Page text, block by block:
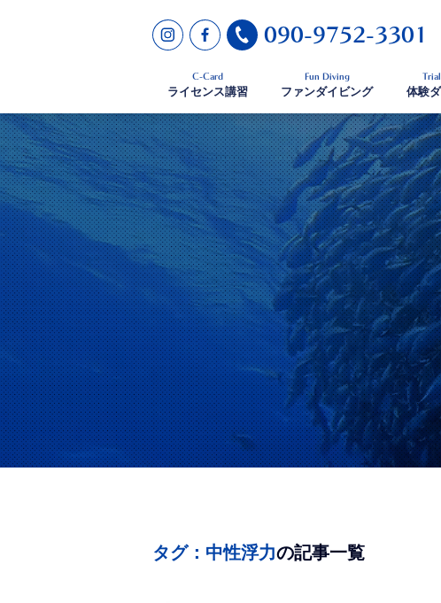
090-9752-3301
C-Card
ライセンス講習
Fun Diving
ファンダイビング 体験
タグ：中性浮力の記事一覧